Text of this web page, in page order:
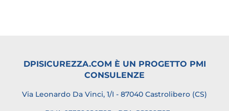
DPISICUREZZA.COM È UN PROGETTO PMI
CONSULENZE
Via Leonardo Da Vinci, 1/I - 87040 Castrolibero (CS)